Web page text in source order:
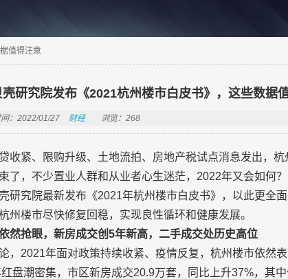
值得注意
研究院发布《2021杭州楼市白皮书》，这些数据
：2022/01/27 财经 浏览：268
收紧、限购升级、土地流拍、房地产税试点消息发出，
了，不少置业人群和从业者心生迷茫，2022年又会如何？
研究院最新发布《2021年杭州楼市白皮书》，以此更全
州楼市尽快修复回稳，实现良性循环和健康发展。
然抢眼，新房成交创5年新高，二手成交处历史高位
，2021年面对政策持续收紧、疫情反复，杭州楼市依然表
盘潮密集，市区新房成交20.9万套，同比上升37%，其